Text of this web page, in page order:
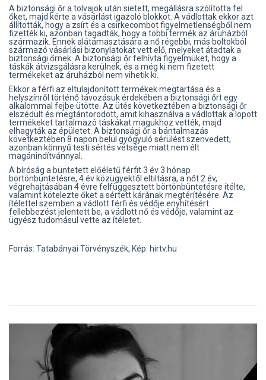
A biztonsági őr a tolvajok után sietett, megállásra szólította fel
őket, majd kérte a vásárlást igazoló blokkot. A vádlottak ekkor azt
állították, hogy a zsírt és a csirkecombot figyelmetlenségből nem
fizették ki, azonban tagadták, hogy a többi termék az áruházból
származik. Ennek alátámasztására a nő régebbi, más boltokból
származó vásárlási bizonylatokat vett elő, melyeket átadtak a
biztonsági őrnek. A biztonsági őr felhívta figyelmüket, hogy a
táskák átvizsgálásra kerülnek, és a még ki nem fizetett
termékeket az áruházból nem vihetik ki.
Ekkor a férfi az eltulajdonított termékek megtartása és a
helyszínről történő távozásuk érdekében a biztonsági őrt egy
alkalommal fejbe ütötte. Az ütés következtében a biztonsági őr
elszédült és megtántorodott, amit kihasználva a vádlottak a lopott
termékeket tartalmazó táskákat magukhoz vették, majd
elhagyták az épületet. A biztonsági őr a bántalmazás
következtében 8 napon belül gyógyuló sérülést szenvedett,
azonban könnyű testi sértés vétsége miatt nem élt
magánindítvánnyal.
A bíróság a büntetett előéletű férfit 3 év 3 hónap
börtönbüntetésre, 4 év közügyektől eltiltásra, a nőt 2 év,
végrehajtásában 4 évre felfüggesztett börtönbüntetésre ítélte,
valamint kötelezte őket a sértett kárának megtérítésére. Az
ítélettel szemben a vádlott férfi és védője enyhítésért
fellebbezést jelentett be, a vádlott nő és védője, valamint az
ügyész tudomásul vette az ítéletet.
Forrás: Tatabányai Törvényszék, Kép: hirtv.hu